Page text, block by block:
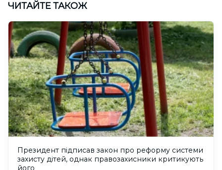
ЧИТАЙТЕ ТАКОЖ
Президент підписав закон про реформу системи
захисту дітей, однак правозахисники критикують
його